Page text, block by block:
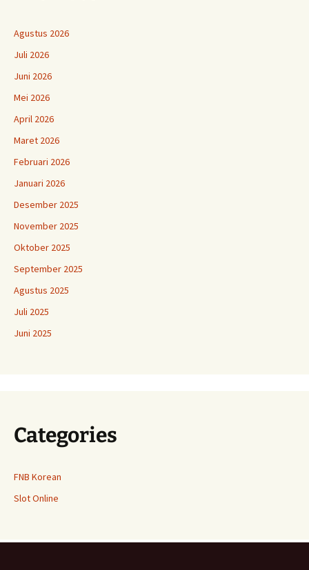
Agustus 2026
Juli 2026
Juni 2026
Mei 2026
April 2026
Maret 2026
Februari 2026
Januari 2026
Desember 2025
November 2025
Oktober 2025
September 2025
Agustus 2025
Juli 2025
Juni 2025
Categories
FNB Korean
Slot Online